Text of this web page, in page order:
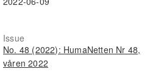
Issue
No. 48 (2022): HumaNetten Nr 48,
våren 2022